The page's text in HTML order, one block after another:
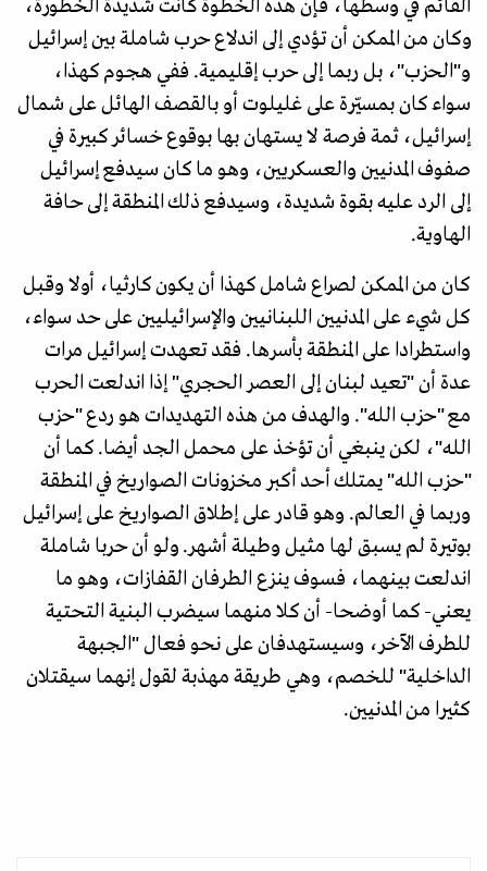
القائم في وسطها، فإن هذه الخطوة كانت شديدة الخطورة،
وكان من الممكن أن تؤدي إلى اندلاع حرب شاملة بين إسرائيل
و"الحزب"، بل ربما إلى حرب إقليمية. ففي هجوم كهذا،
سواء كان بمسيّرة على غليلوت أو بالقصف الهائل على شمال
إسرائيل، ثمة فرصة لا يستهان بها بوقوع خسائر كبيرة في
صفوف المدنيين والعسكريين، وهو ما كان سيدفع إسرائيل
إلى الرد عليه بقوة شديدة، وسيدفع ذلك المنطقة إلى حافة
الهاوية.
كان من الممكن لصراع شامل كهذا أن يكون كارثيا، أولا وقبل
كل شيء على المدنيين اللبنانيين والإسرائيليين على حد سواء،
واستطرادا على المنطقة بأسرها. فقد تعهدت إسرائيل مرات
عدة أن "تعيد لبنان إلى العصر الحجري" إذا اندلعت الحرب
مع "حزب الله". والهدف من هذه التهديدات هو ردع "حزب
الله"، لكن ينبغي أن تؤخذ على محمل الجد أيضا. كما أن
"حزب الله" يمتلك أحد أكبر مخزونات الصواريخ في المنطقة
وربما في العالم. وهو قادر على إطلاق الصواريخ على إسرائيل
بوتيرة لم يسبق لها مثيل وطيلة أشهر. ولو أن حربا شاملة
اندلعت بينهما، فسوف ينزع الطرفان القفازات، وهو ما
يعني- كما أوضحا- أن كلا منهما سيضرب البنية التحتية
للطرف الآخر، وسيستهدفان على نحو فعال "الجبهة
الداخلية" للخصم، وهي طريقة مهذبة لقول إنهما سيقتلان
كثيرا من المدنيين.